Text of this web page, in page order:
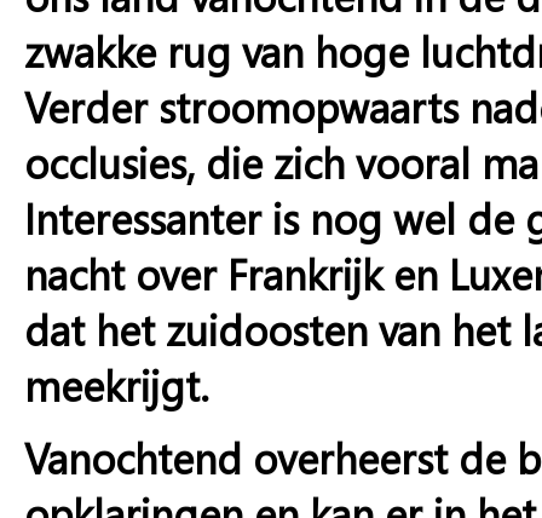
zwakke rug van hoge
Verder stroomopwaarts
occlusies, die zich vooral
Interessanter is nog wel
nacht over Frankrijk en
dat het zuidoosten van het
meekrijgt.
Vanochtend overheerst de